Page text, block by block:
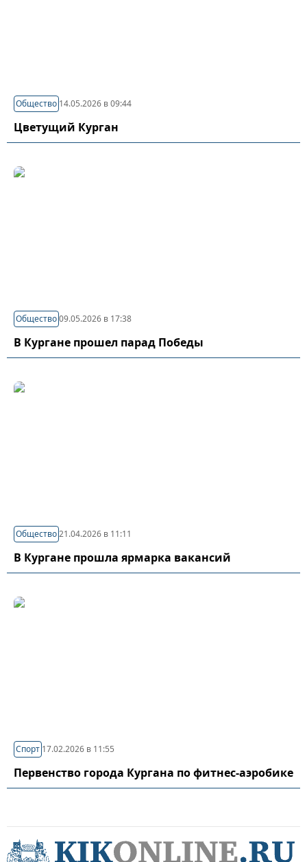
Общество 14.05.2026 в 09:44
Цветущий Курган
Общество09.05.2026 в 17:38
В Кургане прошел парад Победы
Общество21.04.2026 в 11:11
В Кургане прошла ярмарка вакансий
Спорт 17.02.2026 в 11:55
Первенство города Кургана по фитнес-аэробике